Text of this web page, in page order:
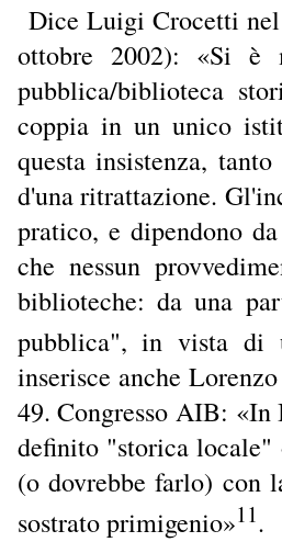
Dice Luigi Crocetti
ottobre 2002): «Si è
pubblica/biblioteca
coppia in un unico
questa insistenza,
d'una ritrattazione.
pratico, e dipendono
che nessun
biblioteche: da una
pubblica", in vista di
inserisce anche
49. Congresso AIB:
definito "storica locale"
(o dovrebbe farlo) con
sostrato primigenio»11.